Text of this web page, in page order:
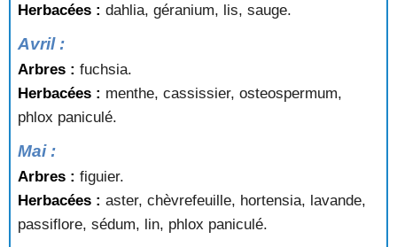
Herbacées : dahlia, géranium, lis, sauge.
Avril :
Arbres : fuchsia.
Herbacées : menthe, cassissier, osteospermum,
phlox paniculé.
Mai :
Arbres : figuier.
Herbacées : aster, chèvrefeuille, hortensia, lavande,
passiflore, sédum, lin, phlox paniculé.